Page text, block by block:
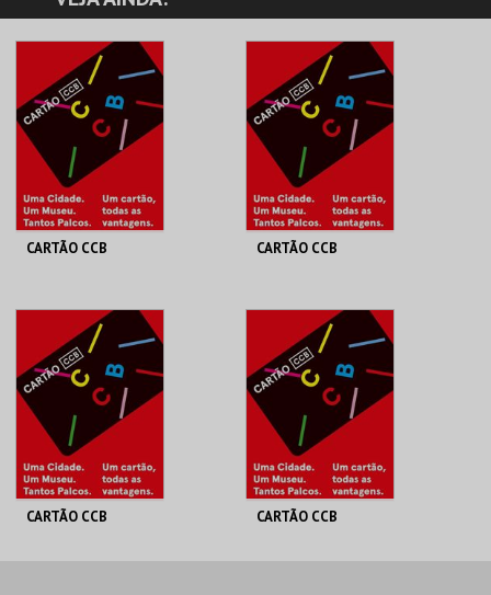
CARTÃO CCB
UNO | ANUAL
MAIS INFO
COMPRAR
CARTÃO CCB
<25 | ANUAL
MAIS INFO
COMPRAR
CARTÃO CCB CARTÃO CCB